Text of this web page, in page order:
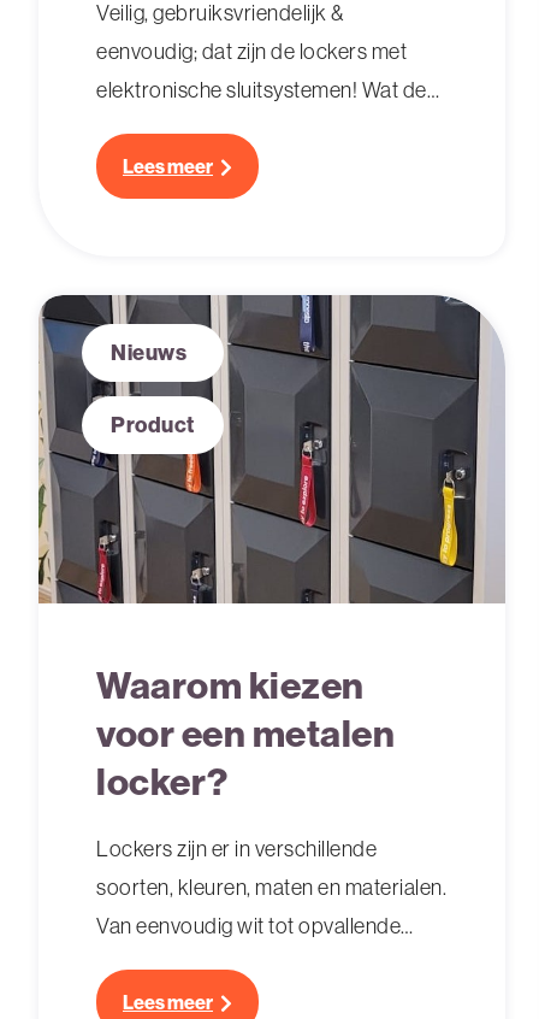
Veilig, gebruiksvriendelijk &
eenvoudig; dat zijn de lockers met
elektronische sluitsystemen! Wat de
voordelen zijn? Daar vertellen wij je
meer over.
Lees meer
Nieuws
Product
Waarom kiezen
voor een metalen
locker?
Lockers zijn er in verschillende
soorten, kleuren, maten en materialen.
Van eenvoudig wit tot opvallende
huisstijlkleuren en van hout tot
kunststof. Maar wanneer en waarom
Lees meer